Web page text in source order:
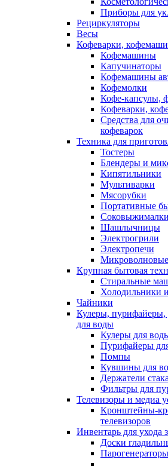
Приборы для
Рециркуляторы
Весы
Кофеварки,
Кофемашины
Капучинаторы
Кофемашины
Кофемолки
Кофе-капсулы,
Кофеварки,
Средства для
кофеварок
Техника для
Тостеры
Блендеры и
Кипятильники
Мультиварки
Мясорубки
Портативные
Соковыжималки
Шашлычницы
Электрогрили
Электропечи
Крупная бытовая
Стиральные
Холодильники
Чайники
Кулеры,
для воды
Кулеры для
Пурифайеры
Помпы
Кувшины для
Держатели
Фильтры для
Телевизоры и медиа
Кронштейны-
телевизоров
Инвентарь для ухода
Доски
Парогенераторы